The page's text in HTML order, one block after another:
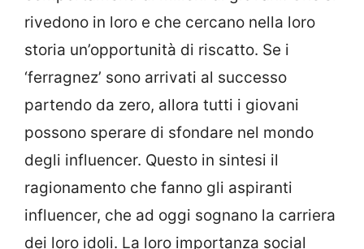
rivedono in loro e che cercano nella loro
storia un’opportunità di riscatto. Se i
‘ferragnez’ sono arrivati al successo
partendo da zero, allora tutti i giovani
possono sperare di sfondare nel mondo
degli influencer. Questo in sintesi il
ragionamento che fanno gli aspiranti
influencer, che ad oggi sognano la carriera
dei loro idoli. La loro importanza social